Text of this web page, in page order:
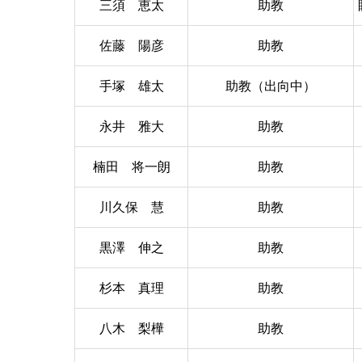
三須 恵太 助教
佐藤 陽彦 助教
手塚 雄太 助教（出向中）
永井 雅大 助教
楠田 将一朗 助教
川久保 慧 助教
黒澤 伸之 助教
杉本 真理 助教
八木 梨樺 助教